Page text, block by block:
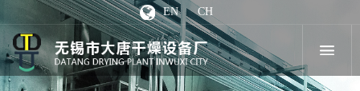
EN CH